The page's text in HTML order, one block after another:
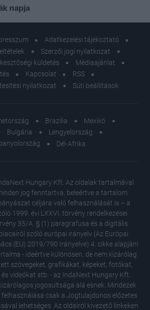
napja
Adatkezelési tájékoztató
Szerzői jogi nyilatkozat
küldetés
Médiaajánlat
Kapcsolat
RSS
nyilatkozat
Süti beállítások
Brazília
Mexikó
Bulgária
Lengyelország
Dél-Afrika
Hungary Kft. Az oldalak tartalmával
jog fenntartva, beleértve a tartalom
céljára való felhasználását is – a
1999. évi LXXVI. törvény rendelkezései
35/A. § (1) paragrafusa és a digitális
szóló európai irányelv (Az Európai
(EU) 2019/790 Irányelve) 4. cikke alapján!
- ideértve különösen, de nem kizárólag
szövegeket, grafikákat, képeket, fotókat,
videókat stb. - az IndaNext Hungary Kft.
jogosultsága alá esnek. Mindezek
felhasználása csak a Jogtulajdonos előzetes
lehetséges. Az oldalról kivezető linkeken